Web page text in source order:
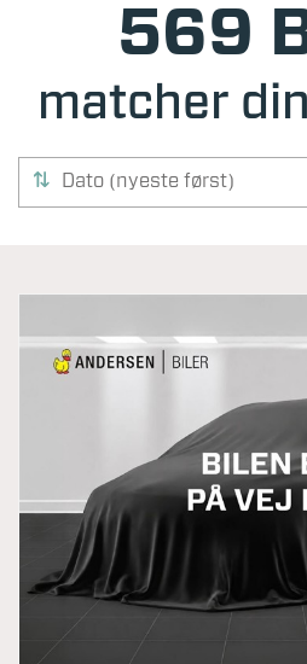
569
matcher
Dato (nyeste først)